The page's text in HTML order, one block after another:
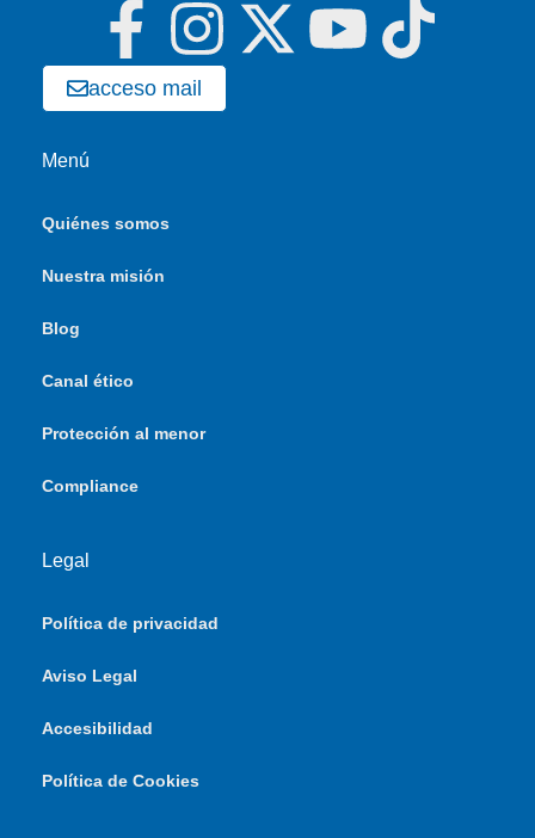
acceso mail
Menú
Quiénes somos
Nuestra misión
Blog
Canal ético
Protección al menor
Compliance
Legal
Política de privacidad
Aviso Legal
Accesibilidad
Política de Cookies